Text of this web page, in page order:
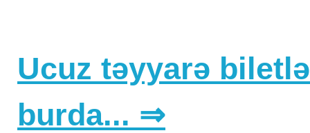
Ucuz təyyarə
burda... ⇒